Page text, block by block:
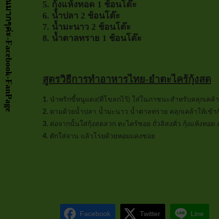
5. กุ้งแห้งทอด 1 ช้อนโต๊ะ
6. น้ำปลา 2 ช้อนโต๊ะ
7. น้ำมะนาว 2 ช้อนโต๊ะ
8. น้ำตาลทราย 1 ช้อนโต๊ะ
สูตรวิธีการทำอาหารไทย-ยำตะไคร้กุ้งสด
1. นำพริกขี้หนูแดง(ที่โขลกไว้) ใส่ในภาชนะสำหรับคลุกเคล้า
2. ตามด้วยน้ำปลา น้ำมะนาว น้ำตาลทราย คลุกเคล้าให้เข้า
3. ต่อจากนั้นใส่กุ้งสดลวก ตะไคร้ซอย ถั่วลิสงคั่ว กุ้งแห้งทอด
4. ตักใส่จาน แล้วโรยด้วยหอมแดงซอย
Facebook Twitter Line